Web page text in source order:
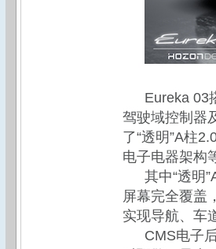
Eureka 03
驾驶域控制器
了“透明”A柱
电子电器架构
其中“透明
屏幕完全覆盖
实现导航、车
CMS电子